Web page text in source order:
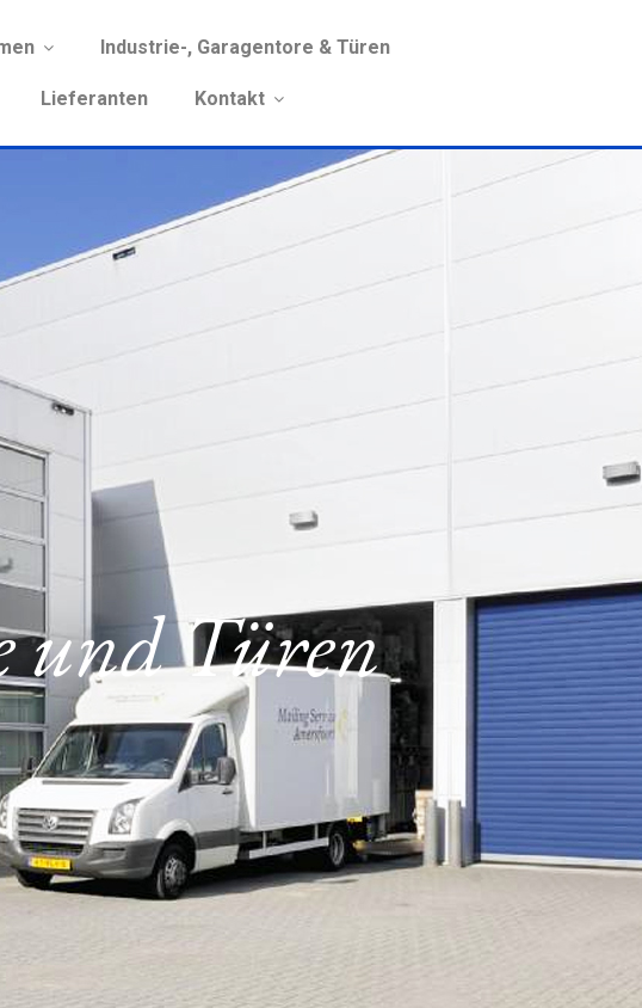
Industrie-, Garagentore & Türen
Lieferanten Kontakt
und Türen